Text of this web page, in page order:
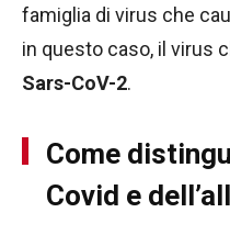
famiglia di virus che
in questo caso, il virus
Sars-CoV-2.
Come
Covid e